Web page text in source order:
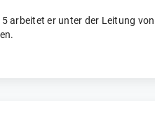
er unter der Leitung